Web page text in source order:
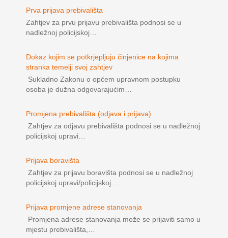
Prva prijava prebivališta
Zahtjev za prvu prijavu prebivališta podnosi se u
nadležnoj policijskoj…
Dokaz kojim se potkrjepljuju činjenice na kojima
stranka temelji svoj zahtjev
Sukladno Zakonu o općem upravnom postupku
osoba je dužna odgovarajućim…
Promjena prebivališta (odjava i prijava)
Zahtjev za odjavu prebivališta podnosi se u nadležnoj
policijskoj upravi…
Prijava boravišta
Zahtjev za prijavu boravišta podnosi se u nadležnoj
policijskoj upravi/policijskoj…
Prijava promjene adrese stanovanja
Promjena adrese stanovanja može se prijaviti samo u
mjestu prebivališta,…